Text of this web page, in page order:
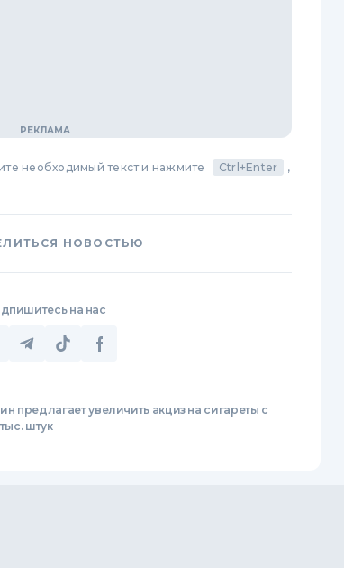
необходимый текст и нажмите Ctrl+Enter
,
НОВОСТЬЮ
на нас
предлагает увеличить акциз на сигареты с
штук